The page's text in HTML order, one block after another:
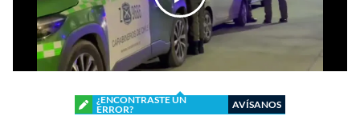
¿ENCONTRASTE UN
ERROR?
AVÍSANOS